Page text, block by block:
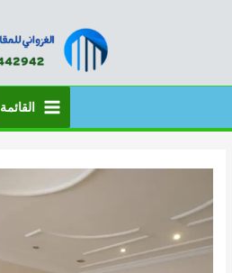
Main
القائمة